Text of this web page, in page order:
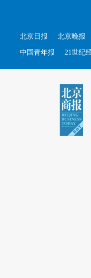
北京日报 北京晚报
中国青年报 21世纪